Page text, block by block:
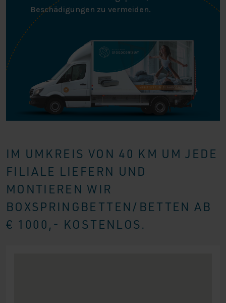
Beschädigungen zu vermeiden.
IM UMKREIS VON 40 KM UM JEDE
FILIALE LIEFERN UND
MONTIEREN WIR
BOXSPRINGBETTEN/BETTEN AB
€ 1000,- KOSTENLOS.